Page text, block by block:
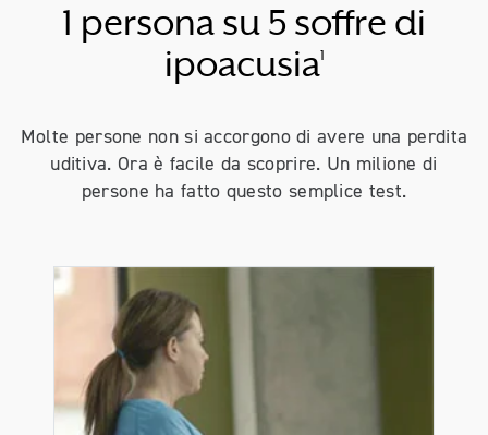
1 persona su 5 soffre di
ipoacusia1
Molte persone non si accorgono di avere una perdita
uditiva. Ora è facile da scoprire. Un milione di
persone ha fatto questo semplice test.